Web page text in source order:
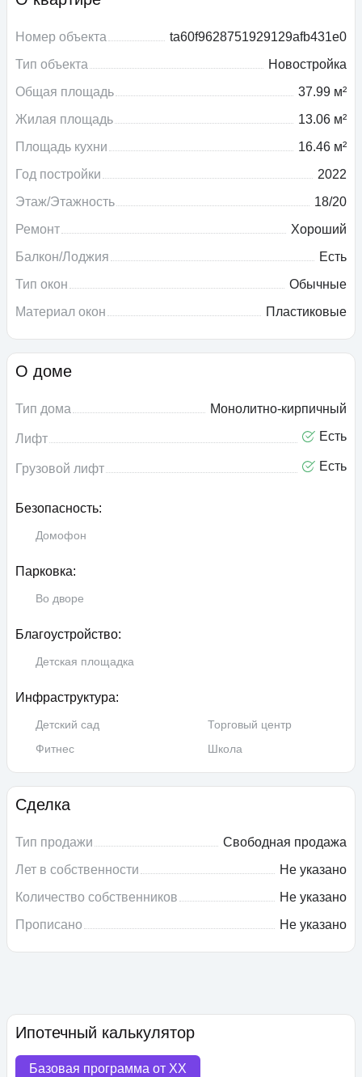
Номер объекта
ta60f9628751929129afb431e0
Тип объекта
Новостройка
Общая площадь
37.99 м²
Жилая площадь
13.06 м²
Площадь кухни
16.46 м²
Год постройки
2022
Этаж/Этажность
18/20
Ремонт
Хороший
Балкон/Лоджия
Есть
Тип окон
Обычные
Материал окон
Пластиковые
О доме
Тип дома Монолитно-кирпичный
Лифт Есть
Грузовой лифт Есть
Безопасность:
Домофон
Парковка:
Во дворе
Благоустройство:
Детская площадка
Инфраструктура:
Детский сад
Торговый центр
Фитнес
Школа
Сделка
Тип продажи
Свободная продажа
Лет в собственности
Не указано
Количество собственников
Не указано
Прописано
Не указано
Ипотечный калькулятор
Базовая программа от XX